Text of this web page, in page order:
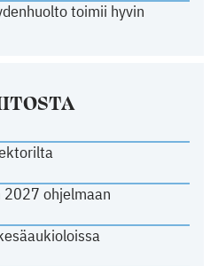
toimii hyvin
ohjelmaan